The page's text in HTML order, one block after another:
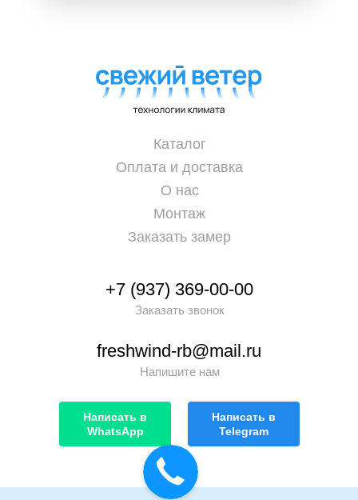
+7 (937) 369-00-00
Заказать звонок
freshwind-rb@mail.ru
Напишите нам
Каталог
Оплата и доставка
О нас
Монтаж
Заказать замер
Написать в
WhatsApp
Написать в
Telegram